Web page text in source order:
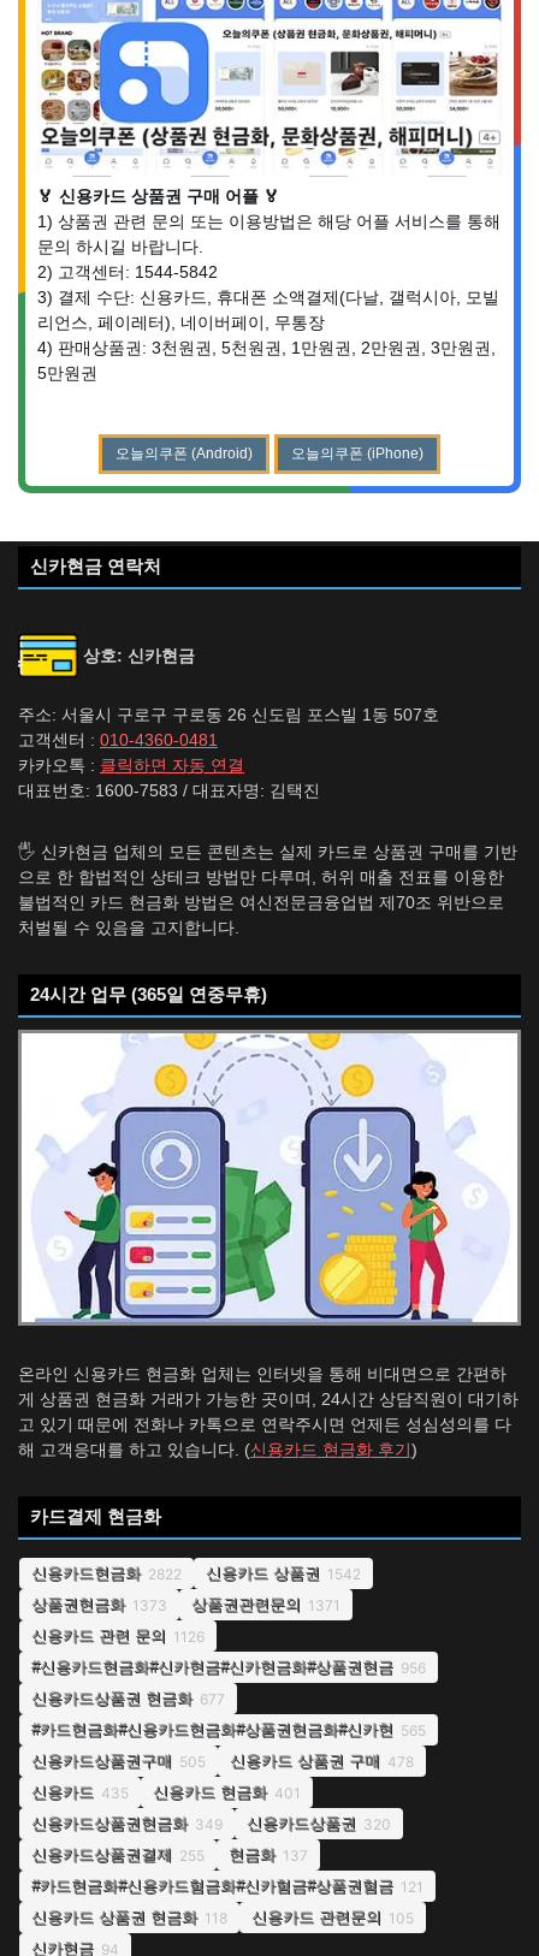
🏅 신용카드 상품권 구매 어플 🏅
1) 상품권 관련 문의 또는 이용방법은 해당 어플 서비스를 통해
문의 하시길 바랍니다.
2) 고객센터: 1544-5842
3) 결제 수단: 신용카드, 휴대폰 소액결제(다날, 갤럭시아, 모빌
리언스, 페이레터), 네이버페이, 무통장
4) 판매상품권: 3천원권, 5천원권, 1만원권, 2만원권, 3만원권,
5만원권
오늘의쿠폰 (Android) 오늘의쿠폰 (iPhone)
신카현금 연락처
상호: 신카현금
주소: 서울시 구로구 구로동 26 신도림 포스빌 1동 507호
고객센터 : 010-4360-0481
카카오톡 : 클릭하면 자동 연결
대표번호: 1600-7583 / 대표자명: 김택진
🖐️ 신카현금 업체의 모든 콘텐츠는 실제 카드로 상품권 구매를 기반
으로 한 합법적인 상테크 방법만 다루며, 허위 매출 전표를 이용한
불법적인 카드 현금화 방법은 여신전문금융업법 제70조 위반으로
처벌될 수 있음을 고지합니다.
24시간 업무 (365일 연중무휴)
온라인 신용카드 현금화 업체는 인터넷을 통해 비대면으로 간편하
게 상품권 현금화 거래가 가능한 곳이며, 24시간 상담직원이 대기하
고 있기 때문에 전화나 카톡으로 연락주시면 언제든 성심성의를 다
해 고객응대를 하고 있습니다. (신용카드 현금화 후기 )
카드결제 현금화
신용카드현금화 2822 신용카드 상품권 1542
상품권현금화 1373 상품권관련문의 1371
신용카드 관련 문의 1126
#신용카드현금화#신카현금#신카현금화#상품권현금 956
신용카드상품권 현금화 677
#카드현금화#신용카드현금화#상품권현금화#신카현 565
신용카드상품권구매 505 신용카드 상품권 구매 478
신용카드 435 신용카드 현금화 401
신용카드상품권현금화 349 신용카드상품권 320
신용카드상품권결제 255 현금화 137
#카드현금화#신용카드혐금화#신카혐금#상품권혐금 121
신용카드 상품권 현금화 118 신용카드 관련문의 105
신카현금 94